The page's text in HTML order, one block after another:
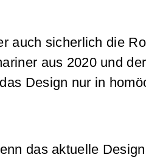
auch sicherlich die
aus 2020 und
Design nur in
das aktuelle